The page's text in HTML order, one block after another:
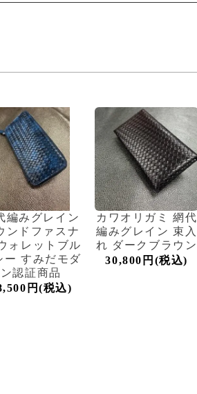
編みグレイン
ンドファスナ
ォレットブル
ー すみだモダ
ン認証商品
円(税込)
カワオリガミ 網代
編みグレイン 束入
れ ダークブラウン
30,800円(税込)